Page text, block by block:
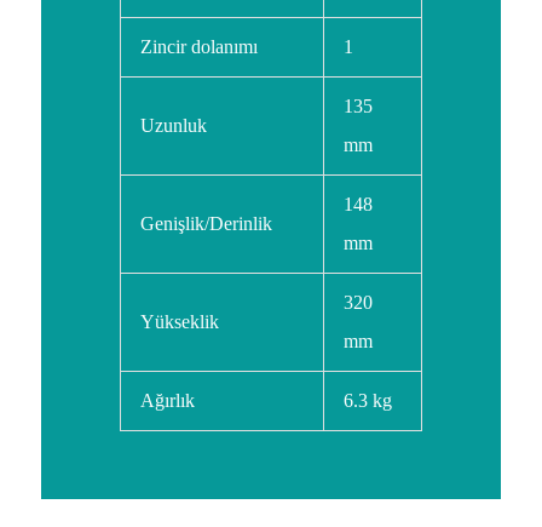
Zincir dolanımı 1
Uzunluk
135
mm
Genişlik/Derinlik
148
mm
Yükseklik
320
mm
Ağırlık 6.3 kg